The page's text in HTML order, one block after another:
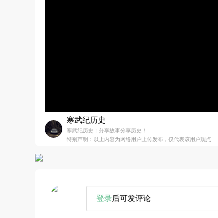
寒武纪历史
寒武纪历史：分享故事分享历史！
特别声明：以上内容为网络用户上传发布，仅代表该用户观点
登录后可发评论